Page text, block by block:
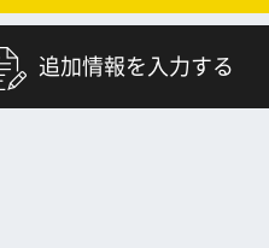
追加情報を入力する